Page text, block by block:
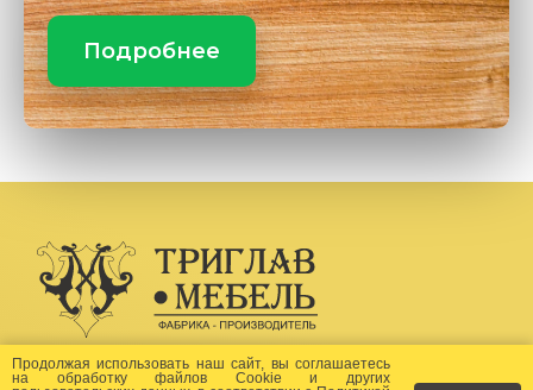
Подробнее
Создание сайта - Бихайв
Продолжая использовать наш сайт, вы соглашаетесь
на обработку файлов Сookie и других